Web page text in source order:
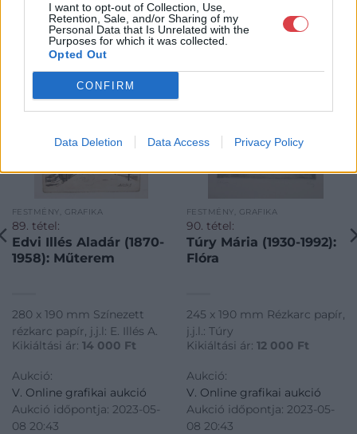
I want to opt-out of Collection, Use,
Retention, Sale, and/or Sharing of my
Personal Data that Is Unrelated with the
Purposes for which it was collected.
Opted Out
CONFIRM
Data Deletion Data Access Privacy Policy
KAPCSOLÓDÓ MŰTÁRGYAK
FESTMÉNY, GRAFIKA
89. tétel:
Edvi Illés Aladár (1870-
1958): Műterem
280 x 190 mm Színezett
rézkarc papír, j.j.l: E. Illés A.
Kikiáltási ár: 14 000 Ft
Aukció:
V. Online grafikai aukció
Aukció időpontja: 2023-05-
08 20:43
FESTMÉNY, GRAFIKA
90. tétel:
Túry Mária (1930-1992):
Flóra
245 x 190 mm Rézkarc papír,
j.j.l.: Túry
Kikiáltási ár: 12 000 Ft
Aukció:
V. Online grafikai aukció
Aukció időpontja: 2023-05-
08 20:43